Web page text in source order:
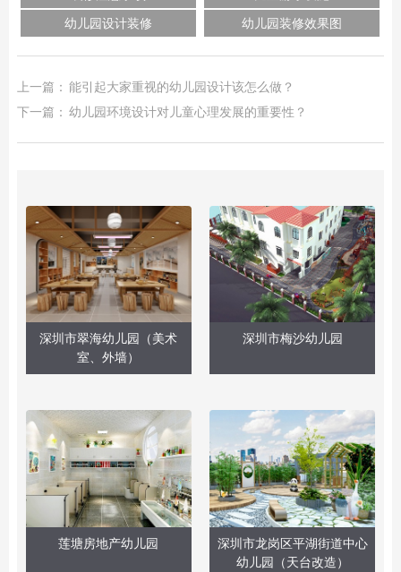
幼儿园设计装修
幼儿园装修效果图
上一篇： 能引起大家重视的幼儿园设计该怎么做？
下一篇： 幼儿园环境设计对儿童心理发展的重要性？
深圳市翠海幼儿园（美术
室、外墙）
深圳市梅沙幼儿园
莲塘房地产幼儿园
深圳市龙岗区平湖街道中心
幼儿园（天台改造）